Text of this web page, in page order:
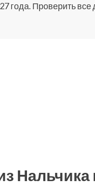
года. Проверить все
Нальчика